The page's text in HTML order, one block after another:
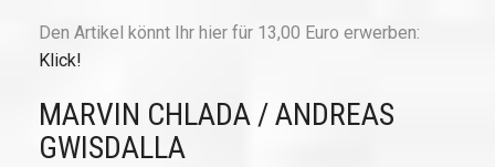
Den Artikel könnt Ihr hier für 13,00 Euro erwerben:
Klick!
MARVIN CHLADA / ANDREAS
GWISDALLA